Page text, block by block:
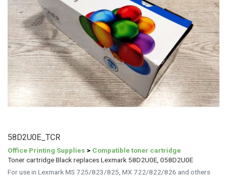
58D2U0E_TCR
Office Printing Supplies > Compatible toner cartridge
Toner cartridge Black replaces Lexmark 58D2U0E, 058D2U0E
For use in Lexmark MS 725/823/825, MX 722/822/826 and others